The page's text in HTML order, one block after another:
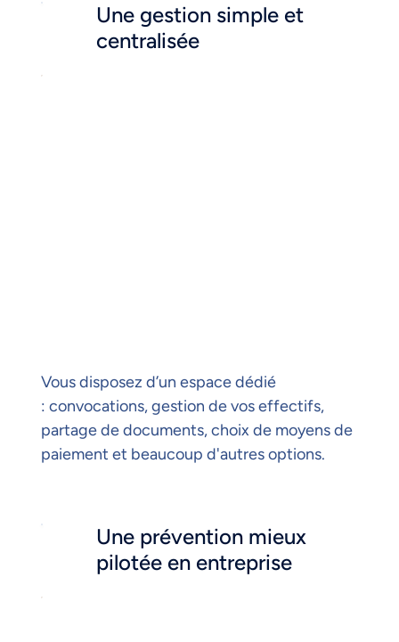
Une gestion simple et
centralisée
Vous disposez d’un espace dédié
: convocations, gestion de vos effectifs,
partage de documents, choix de moyens de
paiement et beaucoup d'autres options.
Une prévention mieux
pilotée en entreprise